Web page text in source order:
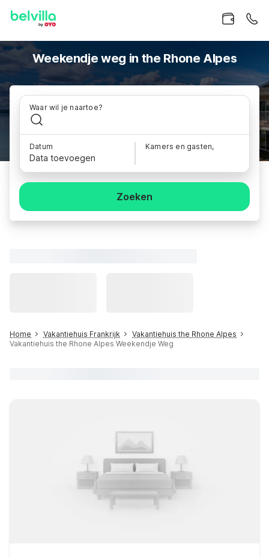
Weekendje weg in the Rhone Alpes
Waar wil je naartoe?
Datum
Data toevoegen
Kamers en gasten,
Zoeken
Home Vakantiehuis Frankrijk
Vakantiehuis the Rhone Alpes
Vakantiehuis the Rhone Alpes Weekendje Weg